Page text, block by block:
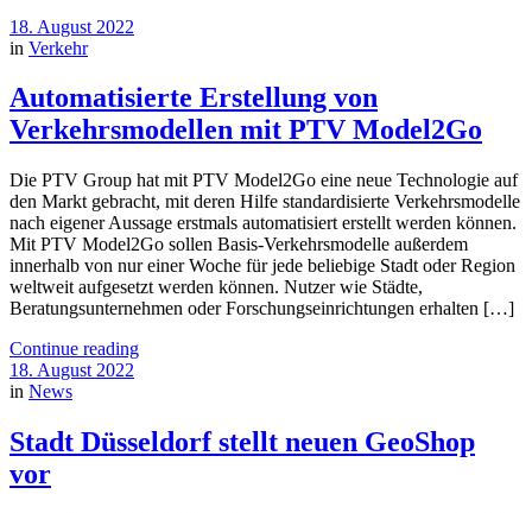
18. August 2022
in Verkehr
Automatisierte Erstellung von
Verkehrsmodellen mit PTV Model2Go
Die PTV Group hat mit PTV Model2Go eine neue Technologie auf
den Markt gebracht, mit deren Hilfe standardisierte Verkehrsmodelle
nach eigener Aussage erstmals automatisiert erstellt werden können.
Mit PTV Model2Go sollen Basis-Verkehrsmodelle außerdem
innerhalb von nur einer Woche für jede beliebige Stadt oder Region
weltweit aufgesetzt werden können. Nutzer wie Städte,
Beratungsunternehmen oder Forschungseinrichtungen erhalten […]
Continue reading
18. August 2022
in News
Stadt Düsseldorf stellt neuen GeoShop
vor